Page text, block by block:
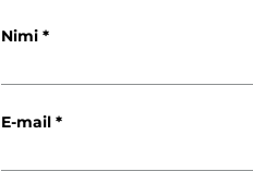
Nimi
E-mail